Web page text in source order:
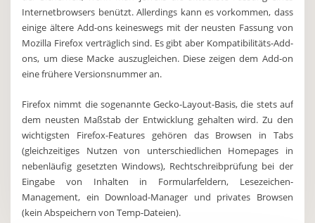
Internetbrowsers benützt. Allerdings kann es vorkommen, dass
einige ältere Add-ons keineswegs mit der neusten Fassung von
Mozilla Firefox verträglich sind. Es gibt aber Kompatibilitäts-Add-
ons, um diese Macke auszugleichen. Diese zeigen dem Add-on
eine frühere Versionsnummer an.
Firefox nimmt die sogenannte Gecko-Layout-Basis, die stets auf
dem neusten Maßstab der Entwicklung gehalten wird. Zu den
wichtigsten Firefox-Features gehören das Browsen in Tabs
(gleichzeitiges Nutzen von unterschiedlichen Homepages in
nebenläufig gesetzten Windows), Rechtschreibprüfung bei der
Eingabe von Inhalten in Formularfeldern, Lesezeichen-
Management, ein Download-Manager und privates Browsen
(kein Abspeichern von Temp-Dateien).